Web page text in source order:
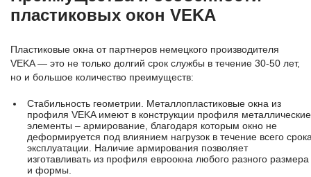
пластиковых окон VEKA
Пластиковые окна от партнеров немецкого производителя
VEKA — это не только долгий срок службы в течение 30-50 лет,
но и большое количество преимуществ:
Стабильность геометрии. Металлопластиковые окна из
профиля VEKA имеют в конструкции профиля металлические
элементы – армирование, благодаря которым окно не
деформируется под влиянием нагрузок в течение всего
эксплуатации. Наличие армирования позволяет
изготавливать из профиля евроокна любого разного размера
и формы.